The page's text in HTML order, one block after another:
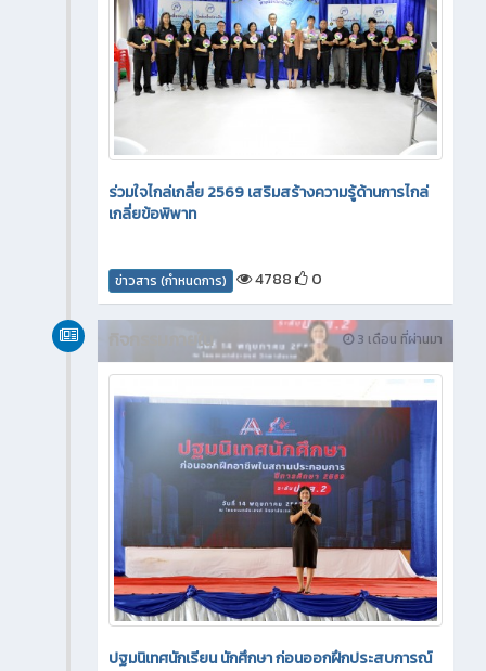
ร่วมใจไกล่เกลี่ย 2569 เสริมสร้างความรู้ด้านการไกล่
เกลี่ยข้อพิพาท
ข่าวสาร (กำหนดการ) 4788 0
3 เดือน ที่ผ่านมา
กิจกรรมภายใน
ปฐมนิเทศนักเรียน นักศึกษา ก่อนออกฝึกประสบการณ์